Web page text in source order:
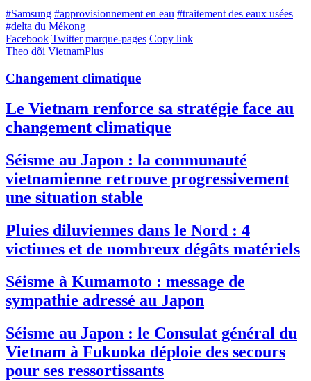
#Samsung #approvisionnement en eau #traitement des eaux usées
#delta du Mékong
Facebook Twitter marque-pages Copy link
Theo dõi VietnamPlus
Changement climatique
Le Vietnam renforce sa stratégie face au
changement climatique
Séisme au Japon : la communauté
vietnamienne retrouve progressivement
une situation stable
Pluies diluviennes dans le Nord : 4
victimes et de nombreux dégâts matériels
Séisme à Kumamoto : message de
sympathie adressé au Japon
Séisme au Japon : le Consulat général du
Vietnam à Fukuoka déploie des secours
pour ses ressortissants